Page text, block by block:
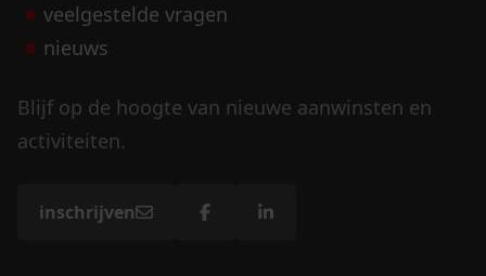
veelgestelde vragen
nieuws
Blijf op de hoogte van nieuwe aanwinsten en
activiteiten.
inschrijven